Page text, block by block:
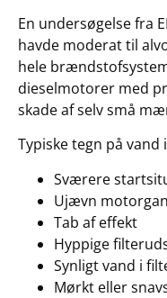
En undersøgelse fra
havde moderat til
hele
dieselmotorer med
skade af selv små
Typiske tegn på
Sværere
Ujævn
Tab af effekt
Hyppige
Synligt vand i
Mørkt eller